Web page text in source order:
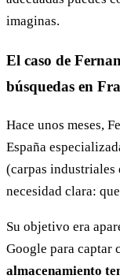
imaginas.
El caso de
búsquedas en
Hace unos meses,
España
(carpas industriales
necesidad clara:
Su objetivo era
Google para captar
almacenamiento